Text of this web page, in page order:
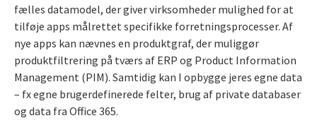
fælles datamodel, der giver virksomheder mulighed for at
tilføje apps målrettet specifikke forretningsprocesser. Af
nye apps kan nævnes en produktgraf, der muliggør
produktfiltrering på tværs af ERP og Product Information
Management (PIM). Samtidig kan I opbygge jeres egne data
– fx egne brugerdefinerede felter, brug af private databaser
og data fra Office 365.